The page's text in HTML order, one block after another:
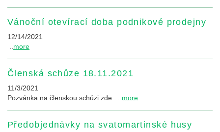
Vánoční otevírací doba podnikové prodejny
12/14/2021
more
Členská schůze 18.11.2021
11/3/2021
Pozvánka na členskou schůzi zde . .. more
Předobjednávky na svatomartinské husy